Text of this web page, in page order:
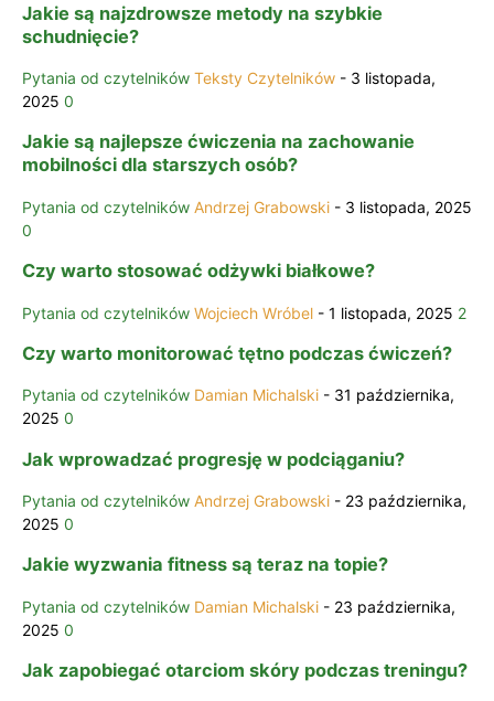
Jakie są najzdrowsze metody na szybkie
schudnięcie?
Pytania od czytelników Teksty Czytelników - 3 listopada,
2025 0
Jakie są najlepsze ćwiczenia na zachowanie
mobilności dla starszych osób?
Pytania od czytelników Andrzej Grabowski - 3 listopada, 2025
0
Czy warto stosować odżywki białkowe?
Pytania od czytelników Wojciech Wróbel - 1 listopada, 2025 2
Czy warto monitorować tętno podczas ćwiczeń?
Pytania od czytelników Damian Michalski - 31 października,
2025 0
Jak wprowadzać progresję w podciąganiu?
Pytania od czytelników Andrzej Grabowski - 23 października,
2025 0
Jakie wyzwania fitness są teraz na topie?
Pytania od czytelników Damian Michalski - 23 października,
2025 0
Jak zapobiegać otarciom skóry podczas treningu?